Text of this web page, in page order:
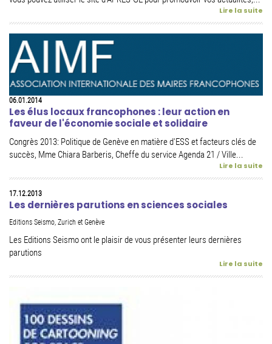
Lire la suite
06.01.2014
Les élus locaux francophones : leur action en
faveur de l'économie sociale et solidaire
Congrès 2013: Politique de Genève en matière d'ESS et facteurs clés de
succès, Mme Chiara Barberis, Cheffe du service Agenda 21 / Ville...
Lire la suite
17.12.2013
Les dernières parutions en sciences sociales
Editions Seismo, Zurich et Genève
Les Editions Seismo ont le plaisir de vous présenter leurs dernières
parutions
Lire la suite